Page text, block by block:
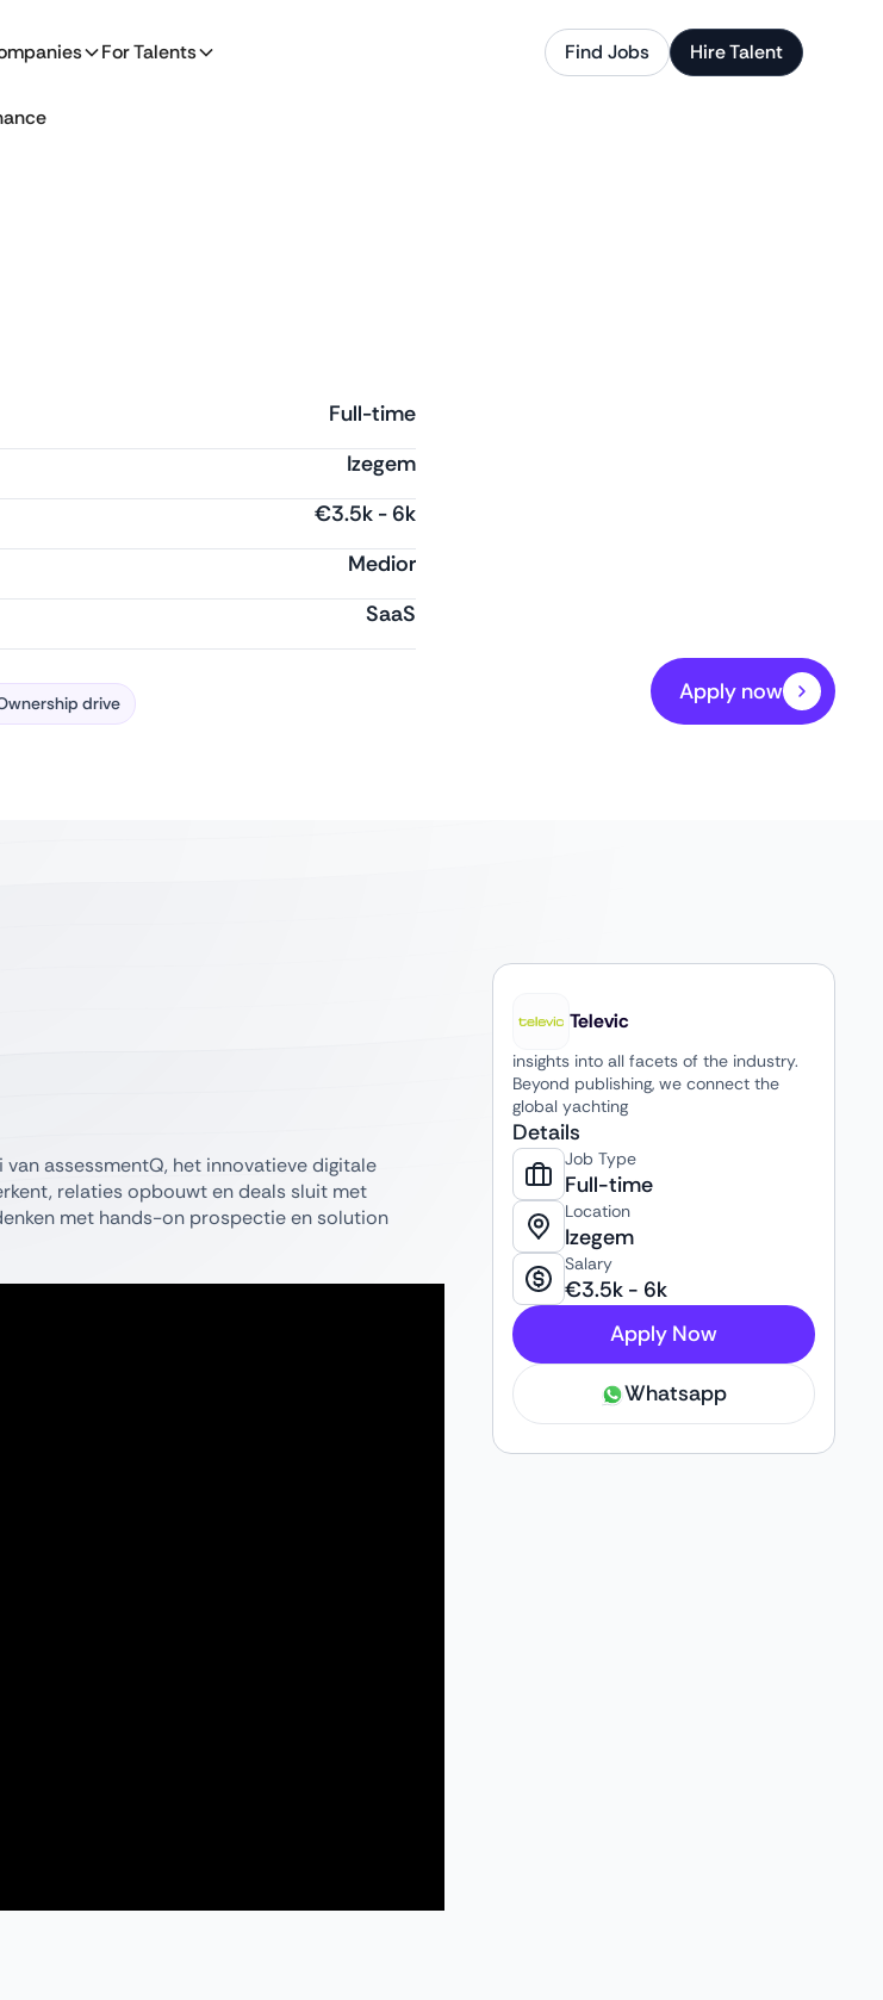
For Talents Find Jobs Hire Talent
Full-time
Izegem
€3.5k - 6k
Medior
SaaS
drive Apply now
assessmentQ, het innovatieve digitale
relaties opbouwt en deals sluit met
met hands-on prospectie en solution
Televic
insights into all facets of the industry.
Beyond publishing, we connect the
global yachting
Details
Job Type
Full-time
Location
Izegem
Salary
€3.5k - 6k
Apply Now
Whatsapp